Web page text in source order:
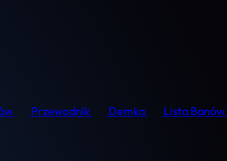
Przewodnik Demka Lista Banów